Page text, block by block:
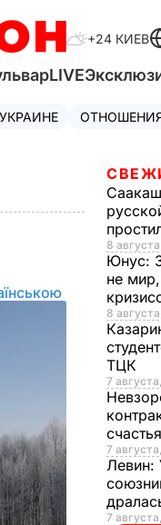
+24 КИЕВ
LIVE
8
Юнус:
не
8
ТЦК
7
счастья
7
Левин:
7